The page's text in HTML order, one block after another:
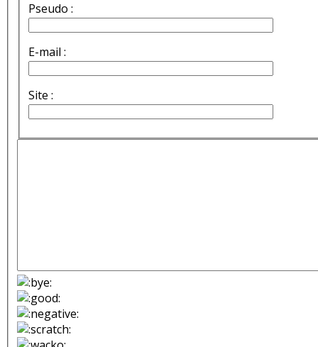
Pseudo :
E-mail :
Site :